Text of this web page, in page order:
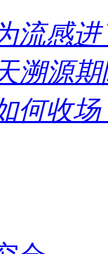
流感
溯源
何收场